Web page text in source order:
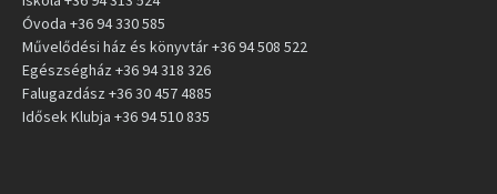
Óvoda +36 94 330 585
Művelődési ház és könyvtár +36 94 508 522
Egészségház +36 94 318 326
Falugazdász +36 30 457 4885
Idősek Klubja +36 94 510 835